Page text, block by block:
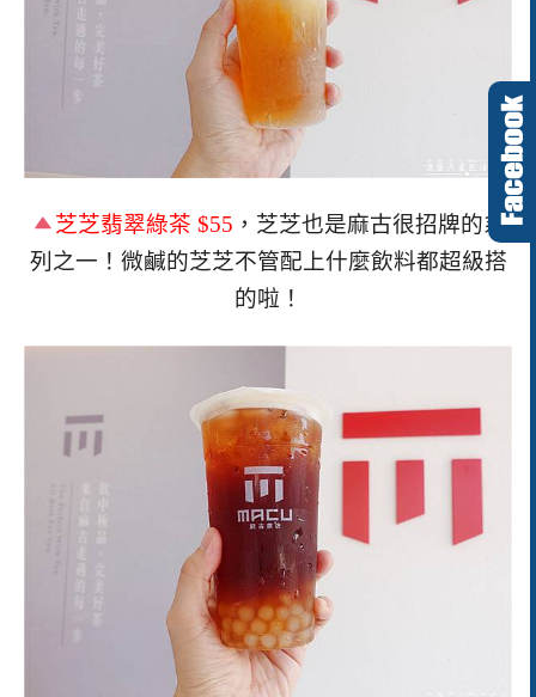
芝芝翡翠綠茶 $55 ，芝芝也是麻古很招牌的系
列之一！微鹹的芝芝不管配上什麼飲料都超級搭
的啦！